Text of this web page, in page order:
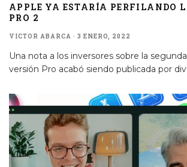
APPLE YA ESTARÍA PERFILANDO
PRO 2
VICTOR ABARCA · 3 ENERO, 2022
Una nota a los inversores sobre la
versión Pro acabó siendo publicada por